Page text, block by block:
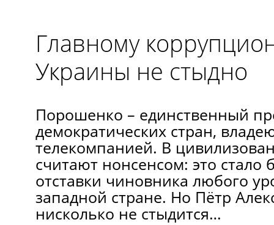
Главному
Украины не стыдно
Порошенко – единственный
демократических стран,
телекомпанией. В
считают нонсенсом: это
отставки чиновника любого
западной стране. Но Пётр
нисколько не стыдится…